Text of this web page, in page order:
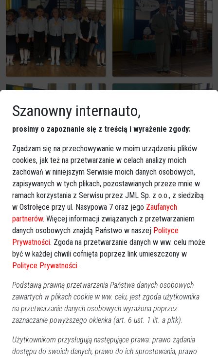
Szanowny internauto,
prosimy o zapoznanie się z treścią i wyrażenie zgody:
Zgadzam się na przechowywanie w moim urządzeniu plików
cookies, jak też na przetwarzanie w celach analizy moich
zachowań w niniejszym Serwisie moich danych osobowych,
zapisywanych w tych plikach, pozostawianych przeze mnie w
ramach korzystania z Serwisu przez JML Sp. z o.o., z siedzibą
w Ostrołęce przy ul. Nasypowa 7 oraz jego Zaufanych
partnerów. Więcej informacji związanych z przetwarzaniem
danych osobowych znajdą Państwo w naszej Polityce
Prywatności. Zgoda na przetwarzanie danych w ww. celu może
być w każdej chwili cofnięta poprzez link umieszczony w
Polityce Prywatności.
Podstawą prawną przetwarzania Państwa danych osobowych
zawartych w plikach cookie w ww. celu, jest zgoda użytkownika
na przetwarzanie danych osobowych wyrażona poprzez
zaznaczanie powyższego okienka (art. 6 ust. 1 lit. a pltk).
Użytkownikom przysługują następujące prawa: prawo żądania
dostępu do swoich danych, prawo do ich sprostowania, prawo